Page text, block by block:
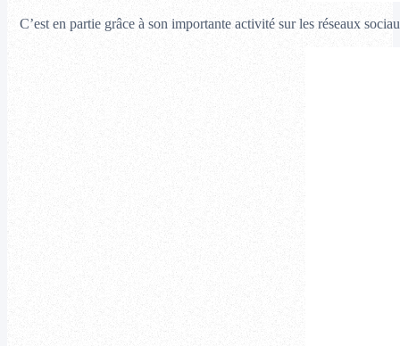
C’est en partie grâce à son importante activité sur les réseaux